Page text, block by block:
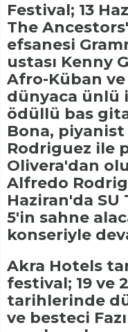
Festival; 13
The
efsanesi
ustası Kenny
Afro-Küban ve
dünyaca ünlü
ödüllü bas
Bona,
Rodriguez ile
Olivera'dan
Alfredo
Haziran'da SU
5'in sahne
konseriyle
Akra Hotels
festival; 19 ve
tarihlerinde
ve besteci